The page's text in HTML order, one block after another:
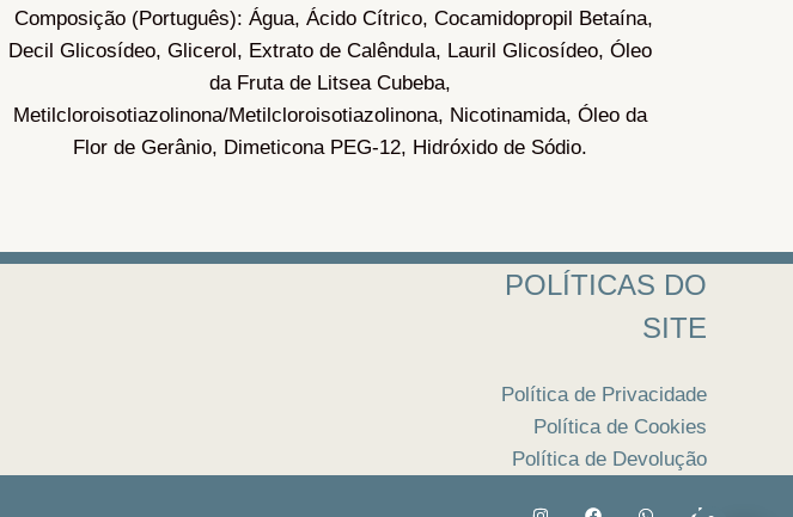
Composição (Português): Água, Ácido Cítrico, Cocamidopropil Betaína,
Decil Glicosídeo, Glicerol, Extrato de Calêndula, Lauril Glicosídeo, Óleo
da Fruta de Litsea Cubeba,
Metilcloroisotiazolinona/Metilcloroisotiazolinona, Nicotinamida, Óleo da
Flor de Gerânio, Dimeticona PEG-12, Hidróxido de Sódio.
POLÍTICAS DO
SITE
Política de Privacidade
Política de Cookies
Política de Devolução